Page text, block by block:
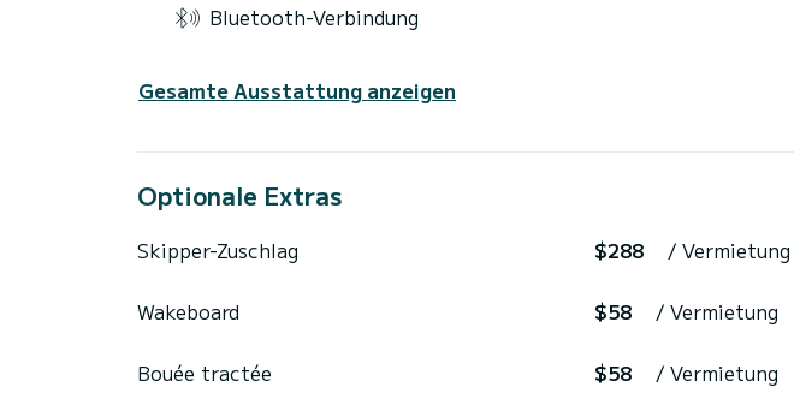
Bluetooth-Verbindung
Gesamte Ausstattung anzeigen
Optionale Extras
Skipper-Zuschlag $288 / Vermietung
Wakeboard $58 / Vermietung
Bouée tractée $58 / Vermietung